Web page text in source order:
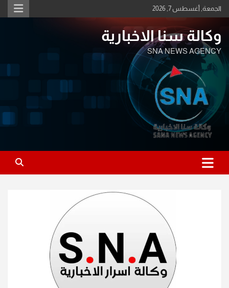
Skip
to
الجمعة, أغسطس 7, 2026
وكالة سنا الاخبارية
SNA NEWS AGENCY